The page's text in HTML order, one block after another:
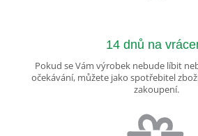
14 dnů na
Pokud se Vám výrobek nebude líbit
očekávání, můžete jako spotřebitel
zakoupení.